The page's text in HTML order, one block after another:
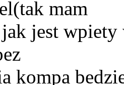
mam
jest
kompa